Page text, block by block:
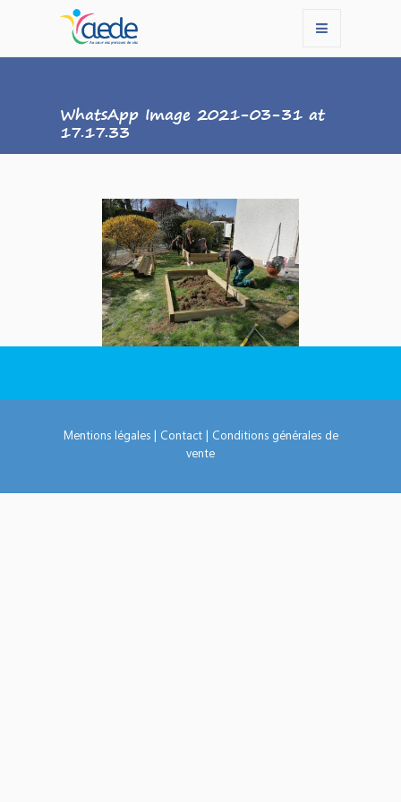
WhatsApp Image 2021-03-31 at
17.17.33
Mentions légales| Contact| Conditions générales de
vente